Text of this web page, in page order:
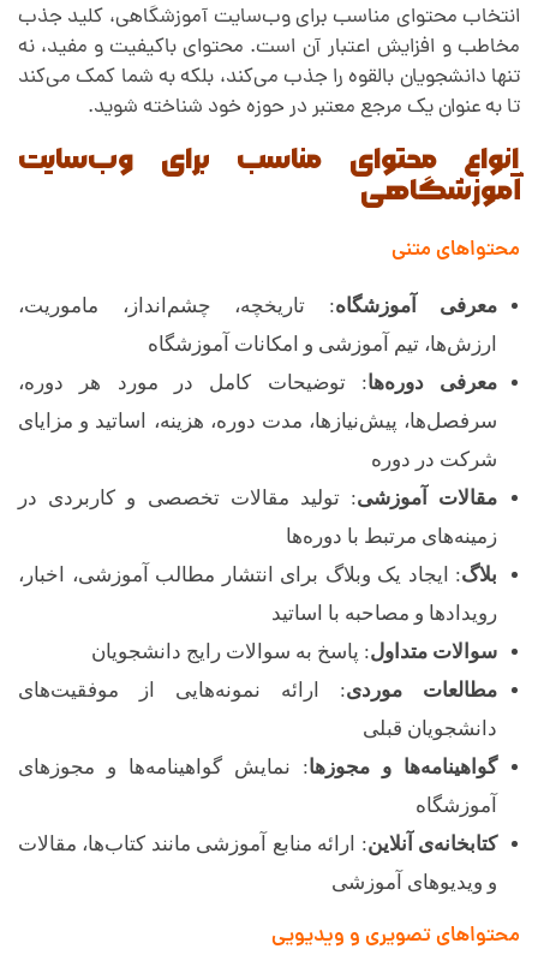
انتخاب محتوای مناسب برای وب‌سایت آموزشگاهی، کلید جذب
مخاطب و افزایش اعتبار آن است. محتوای باکیفیت و مفید، نه
تنها دانشجویان بالقوه را جذب می‌کند، بلکه به شما کمک می‌کند
تا به عنوان یک مرجع معتبر در حوزه خود شناخته شوید.
انواع محتوای مناسب برای وب‌سایت
آموزشگاهی
محتواهای متنی
معرفی آموزشگاه: تاریخچه، چشم‌انداز، ماموریت،
ارزش‌ها، تیم آموزشی و امکانات آموزشگاه
معرفی دوره‌ها: توضیحات کامل در مورد هر دوره،
سرفصل‌ها، پیش‌نیازها، مدت دوره، هزینه، اساتید و مزایای
شرکت در دوره
مقالات آموزشی: تولید مقالات تخصصی و کاربردی در
زمینه‌های مرتبط با دوره‌ها
بلاگ: ایجاد یک وبلاگ برای انتشار مطالب آموزشی، اخبار،
رویدادها و مصاحبه با اساتید
سوالات متداول: پاسخ به سوالات رایج دانشجویان
مطالعات موردی: ارائه نمونه‌هایی از موفقیت‌های
دانشجویان قبلی
گواهینامه‌ها و مجوزها: نمایش گواهینامه‌ها و مجوزهای
آموزشگاه
کتابخانه‌ی آنلاین: ارائه منابع آموزشی مانند کتاب‌ها، مقالات
و ویدیوهای آموزشی
محتواهای تصویری و ویدیویی